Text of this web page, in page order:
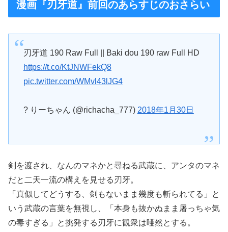
漫画『刃牙道』前回のあらすじのおさらい
刃牙道 190 Raw Full || Baki dou 190 raw Full HD
https://t.co/KtJNWFekQ8
pic.twitter.com/WMvl43lJG4
? りーちゃん (@richacha_777) 2018年1月30日
剣を渡され、なんのマネかと尋ねる武蔵に、アンタのマネ
だと二天一流の構えを見せる刃牙。
「真似してどうする、剣もないまま幾度も斬られてる」と
いう武蔵の言葉を無視し、「本身も抜かぬまま屠っちゃ気
の毒すぎる」と挑発する刃牙に観衆は唖然とする。